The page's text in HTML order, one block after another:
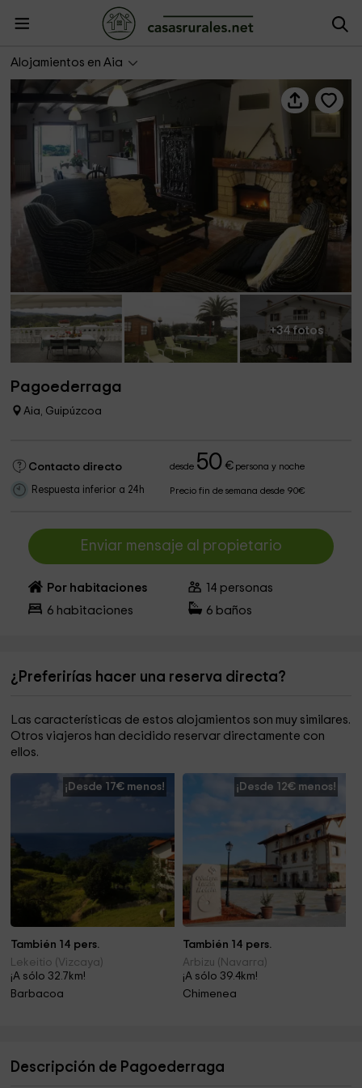
Alojamientos en Aia
+34 fotos
Pagoederraga
Aia, Guipúzcoa
Contacto directo desde 50 €persona y noche
Respuesta inferior a 24h Precio fin de semana desde 90€
Enviar mensaje al propietario
Por habitaciones 14 personas
6 habitaciones 6 baños
¿Preferirías hacer una reserva directa?
Las características de estos alojamientos son muy similares.
Otros viajeros han decidido reservar directamente con
ellos.
¡Desde 17€ menos!
También 14 pers.
Lekeitio (Vizcaya)
¡A sólo 32.7km!
Barbacoa
¡Desde 12€ menos!
También 14 pers.
Arbizu (Navarra)
¡A sólo 39.4km!
Chimenea
Descripción de Pagoederraga